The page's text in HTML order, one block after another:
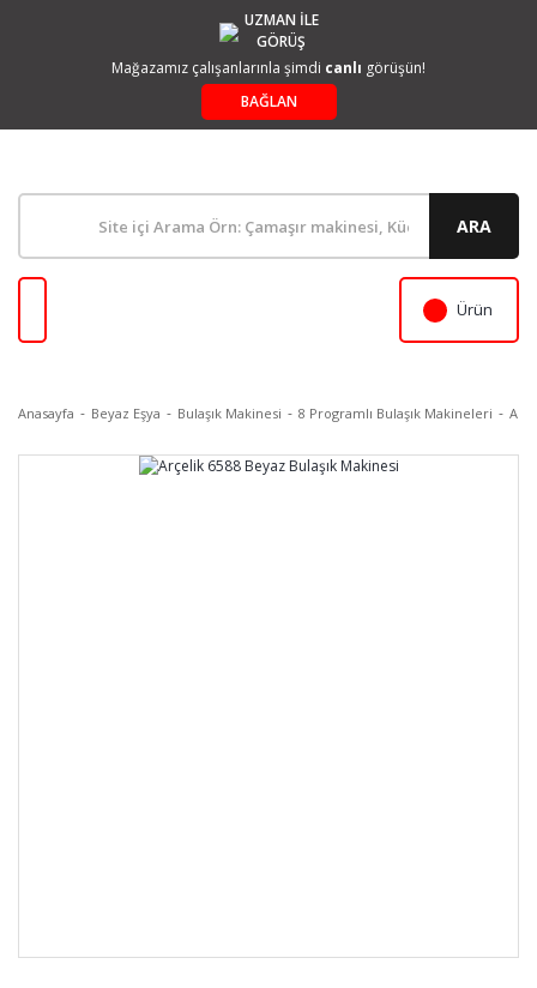
UZMAN İLE
GÖRÜŞ
Mağazamız çalışanlarınla şimdi canlı görüşün!
BAĞLAN
ARA
Ürün
Anasayfa Beyaz Eşya Bulaşık Makinesi 8 Programlı Bulaşık Makineleri